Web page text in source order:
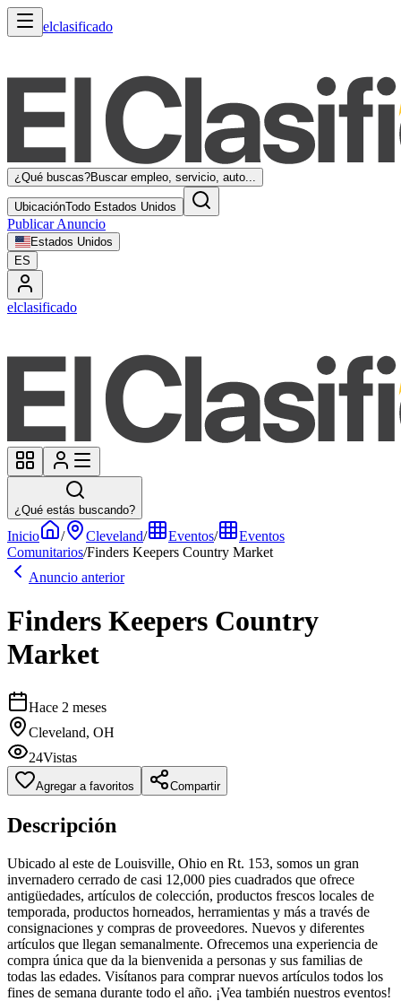
elclasificado
¿Qué buscas?Buscar empleo, servicio, auto...
UbicaciónTodo Estados Unidos
Publicar Anuncio
Estados Unidos
ES
elclasificado
¿Qué estás buscando?
Inicio / Cleveland/ Eventos/
Eventos
Comunitarios/Finders Keepers Country Market
Anuncio anterior
Finders Keepers Country
Market
Hace 2 meses
Cleveland, OH
24Vistas
Agregar a favoritos Compartir
Descripción
Ubicado al este de Louisville, Ohio en Rt. 153, somos un gran
invernadero cerrado de casi 12,000 pies cuadrados que ofrece
antigüedades, artículos de colección, productos frescos locales de
temporada, productos horneados, herramientas y más a través de
consignaciones y compras de proveedores. Nuevos y diferentes
artículos que llegan semanalmente. Ofrecemos una experiencia de
compra única que da la bienvenida a personas y sus familias de
todas las edades. Visítanos para comprar nuevos artículos todos los
fines de semana durante todo el año. ¡Vea también nuestros eventos!